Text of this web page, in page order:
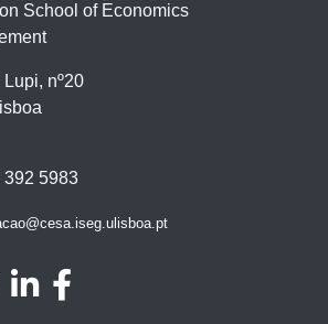
School of Economics
nº20
392 5983